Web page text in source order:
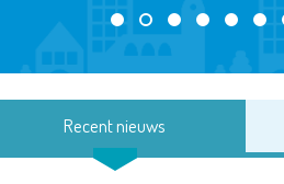
Recent nieuws